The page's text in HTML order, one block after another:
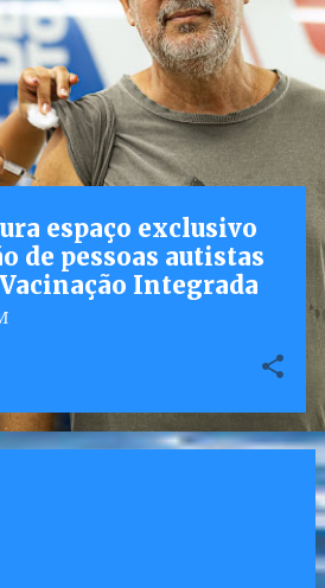
espaço exclusivo
de pessoas autistas
Integrada